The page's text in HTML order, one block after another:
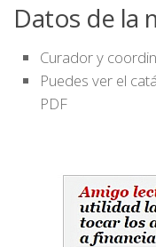
Datos de la
Curador y
Puedes ver el
PDF